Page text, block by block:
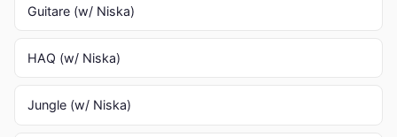
Guitare (w/ Niska)
HAQ (w/ Niska)
Jungle (w/ Niska)